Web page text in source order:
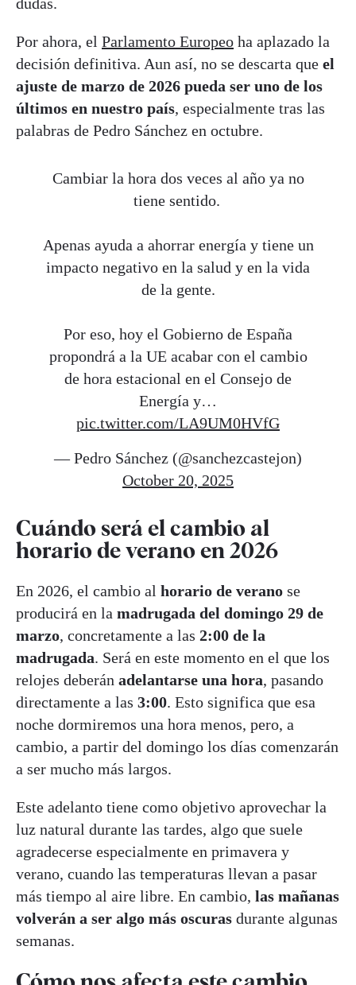
Por ahora, el Parlamento Europeo ha aplazado la
decisión definitiva. Aun así, no se descarta que el
ajuste de marzo de 2026 pueda ser uno de los
últimos en nuestro país, especialmente tras las
palabras de Pedro Sánchez en octubre.
Cambiar la hora dos veces al año ya no
tiene sentido.
Apenas ayuda a ahorrar energía y tiene un
impacto negativo en la salud y en la vida
de la gente.
Por eso, hoy el Gobierno de España
propondrá a la UE acabar con el cambio
de hora estacional en el Consejo de
Energía y…
pic.twitter.com/LA9UM0HVfG
— Pedro Sánchez (@sanchezcastejon)
October 20, 2025
Cuándo será el cambio al
horario de verano en 2026
En 2026, el cambio al horario de verano se
producirá en la madrugada del domingo 29 de
marzo, concretamente a las 2:00 de la
madrugada. Será en este momento en el que los
relojes deberán adelantarse una hora, pasando
directamente a las 3:00. Esto significa que esa
noche dormiremos una hora menos, pero, a
cambio, a partir del domingo los días comenzarán
a ser mucho más largos.
Este adelanto tiene como objetivo aprovechar la
luz natural durante las tardes, algo que suele
agradecerse especialmente en primavera y
verano, cuando las temperaturas llevan a pasar
más tiempo al aire libre. En cambio, las mañanas
volverán a ser algo más oscuras durante algunas
semanas.